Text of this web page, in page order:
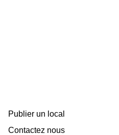
Publier un local
Contactez nous